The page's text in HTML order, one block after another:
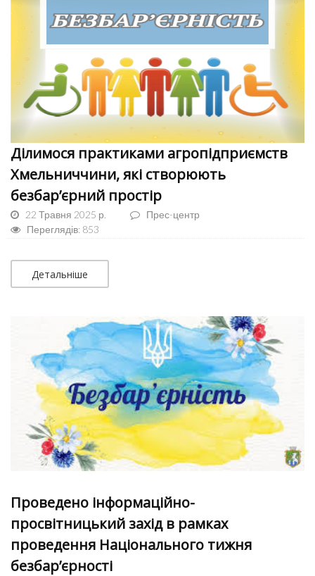
Ділимося практиками агропідприємств
Хмельниччини, які створюють
безбар’єрний простір
22 Травня 2025 р.
Прес-центр
Переглядів: 853
Детальніше
Проведено інформаційно-
просвітницький захід в рамках
проведення Національного тижня
безбар’єрності